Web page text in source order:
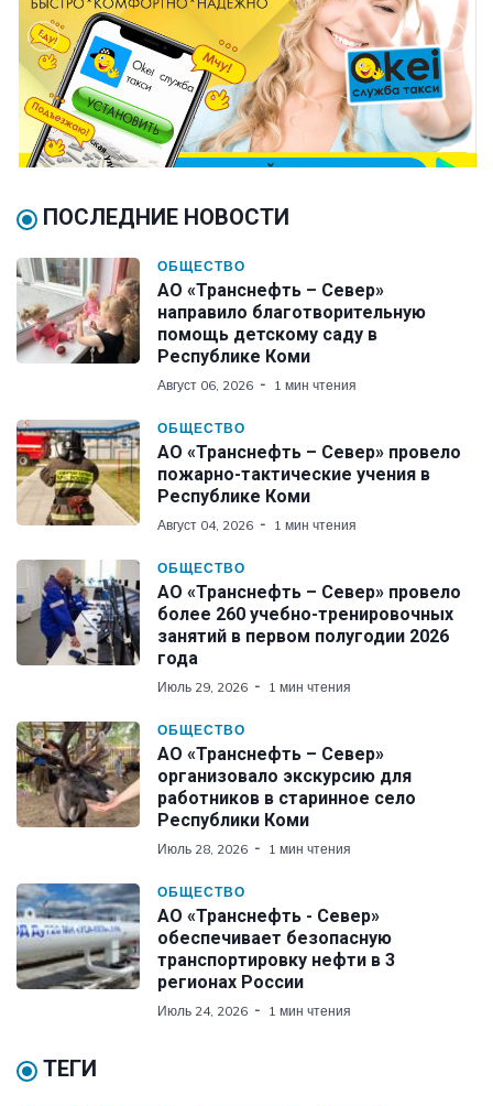
ПОСЛЕДНИЕ НОВОСТИ
ОБЩЕСТВО
АО «Транснефть – Север»
направило благотворительную
помощь детскому саду в
Республике Коми
Август 06, 2026 1 мин чтения
ОБЩЕСТВО
АО «Транснефть – Север» провело
пожарно-тактические учения в
Республике Коми
Август 04, 2026 1 мин чтения
ОБЩЕСТВО
АО «Транснефть – Север» провело
более 260 учебно-тренировочных
занятий в первом полугодии 2026
года
Июль 29, 2026 1 мин чтения
ОБЩЕСТВО
АО «Транснефть – Север»
организовало экскурсию для
работников в старинное село
Республики Коми
Июль 28, 2026 1 мин чтения
ОБЩЕСТВО
АО «Транснефть - Север»
обеспечивает безопасную
транспортировку нефти в 3
регионах России
Июль 24, 2026 1 мин чтения
ТЕГИ